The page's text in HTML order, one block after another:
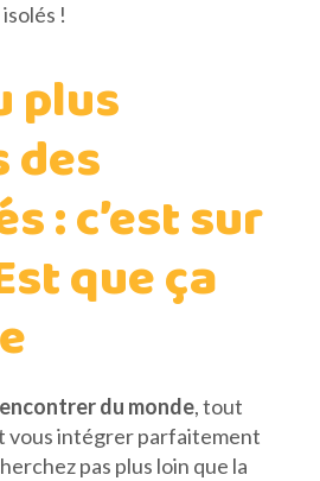
!
plus
des
: c’est sur
que ça
du monde, tout
vous intégrer parfaitement
pas plus loin que la